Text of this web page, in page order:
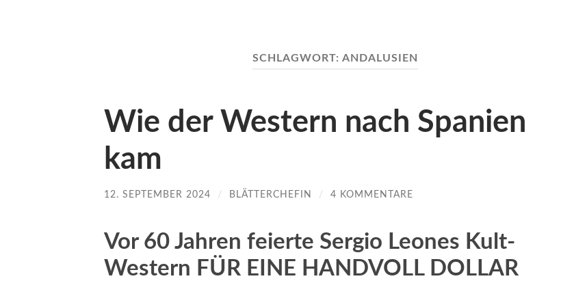
SCHLAGWORT: ANDALUSIEN
Wie der Western nach Spanien
kam
12. SEPTEMBER 2024 / BLÄTTERCHEFIN / 4 KOMMENTARE
Vor 60 Jahren feierte Sergio Leones Kult-
Western FÜR EINE HANDVOLL DOLLAR